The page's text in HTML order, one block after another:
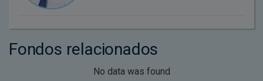
Fondos relacionados
No data was found